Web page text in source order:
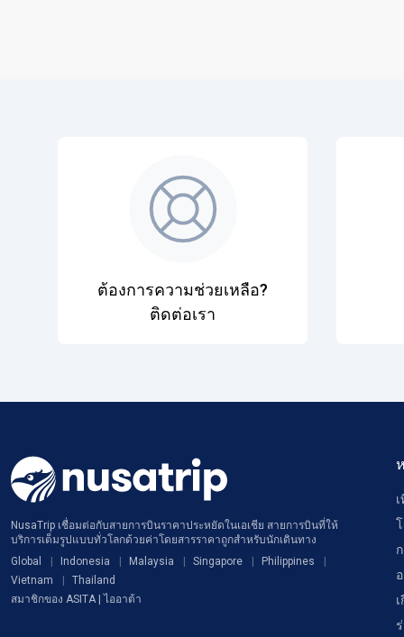
ต้องการความช่วยเหลือ?
ติดต่อเรา
NusaTrip เชื่อมต่อกับสายการบินราคาประหยัดในเอเชีย สายการบินที่ให้
บริการเต็มรูปแบบทั่วโลกด้วยค่าโดยสารราคาถูกสำหรับนักเดินทาง
Global
Indonesia Malaysia Singapore
Philippines
Vietnam
Thailand
สมาชิกของ ASITA | ไออาต้า